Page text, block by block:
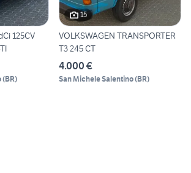
125CV
(BR)
15
VOLKSWAGEN TRANSPORTER
T3 245 CT
4.000 €
San Michele Salentino(BR)